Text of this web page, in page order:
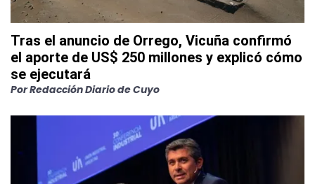
Tras el anuncio de Orrego, Vicuña confirmó
el aporte de US$ 250 millones y explicó cómo
se ejecutará
PorRedacción Diario de Cuyo